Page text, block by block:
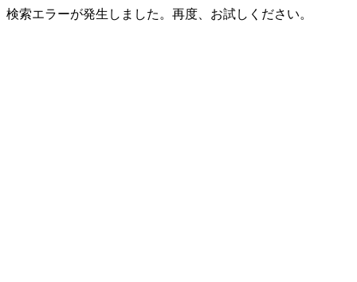
検索エラーが発生しました。再度、お試しください。